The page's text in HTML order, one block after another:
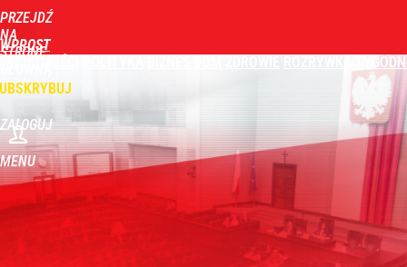
PRZEJDŹ
NA
STRONĘ
WPROST
ZALOGUJ
MENU